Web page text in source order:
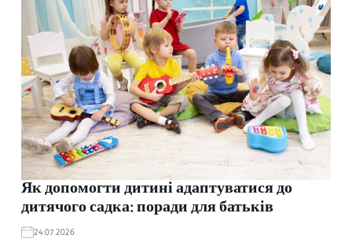
Як допомогти дитині адаптуватися до
дитячого садка: поради для батьків
24.07.2026